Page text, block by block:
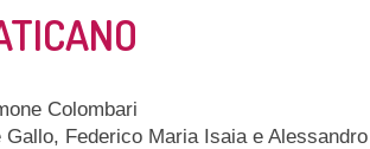
Colombari
Federico Maria Isaia e